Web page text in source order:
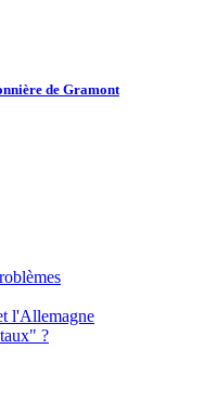
de Gramont
l'Allemagne
?